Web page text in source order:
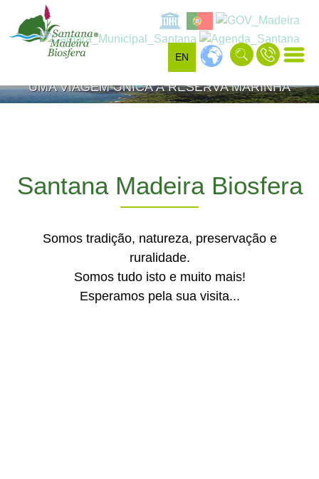
EN
ROCHA DO NAVIO
UMA VIAGEM ÚNICA À RESERVA MARINHA
Santana Madeira Biosfera
Somos tradição, natureza, preservação e
ruralidade.
Somos tudo isto e muito mais!
Esperamos pela sua visita...